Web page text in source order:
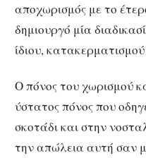
αποχωρισμός με το
δημιουργό μία
ίδιου,
Ο πόνος του χωρισμού
ύστατος πόνος που
σκοτάδι και στην
την απώλεια αυτή σαν